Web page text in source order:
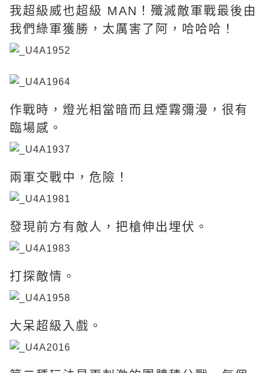
我超級威也超級 MAN！殲滅敵軍戰最後由
我們綠軍獲勝，太厲害了阿，哈哈哈！
作戰時，燈光相當暗而且煙霧彌漫，很有
臨場感。
兩軍交戰中，危險！
發現前方有敵人，把槍伸出埋伏。
打探敵情。
大呆超級入戲。